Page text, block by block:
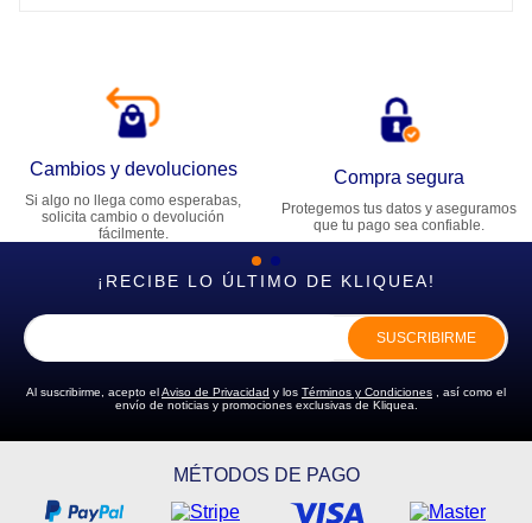
Cambios y devoluciones
Si algo no llega como esperabas,
solicita cambio o devolución
fácilmente.
Compra segura
Protegemos tus datos y aseguramos
que tu pago sea confiable.
¡RECIBE LO ÚLTIMO DE KLIQUEA!
SUSCRIBIRME
Al suscribirme, acepto elAviso de Privacidad y los Términos y Condiciones , así como el
envío de noticias y promociones exclusivas de Kliquea.
MÉTODOS DE PAGO